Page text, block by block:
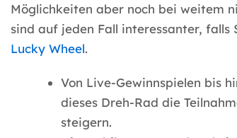
Möglichkeiten aber noch bei weitem
sind auf jeden Fall interessanter, falls
Lucky Wheel.
Von Live-Gewinnspielen bis
dieses Dreh-Rad die
steigern.